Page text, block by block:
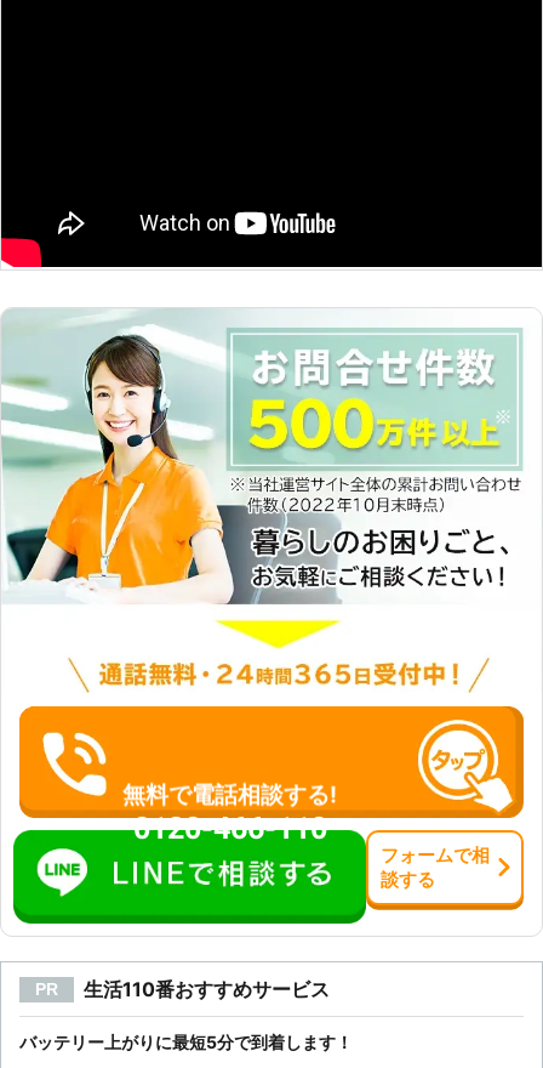
無料で電話相談する!
0120-466-110
フォームで相
談する
PR 生活110番おすすめサービス
バッテリー上がりに最短5分で到着します！